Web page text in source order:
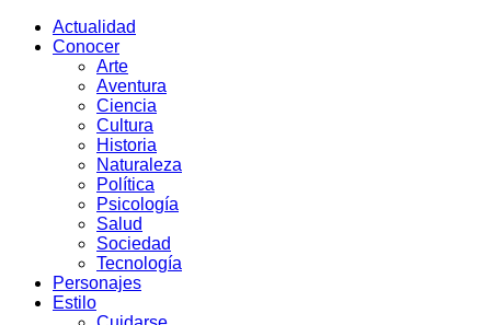
Actualidad
Conocer
Arte
Aventura
Ciencia
Cultura
Historia
Naturaleza
Política
Psicología
Salud
Sociedad
Tecnología
Personajes
Estilo